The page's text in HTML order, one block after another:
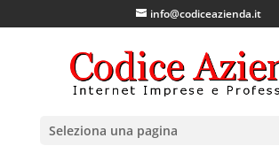
info@codiceazienda.it
Seleziona una pagina